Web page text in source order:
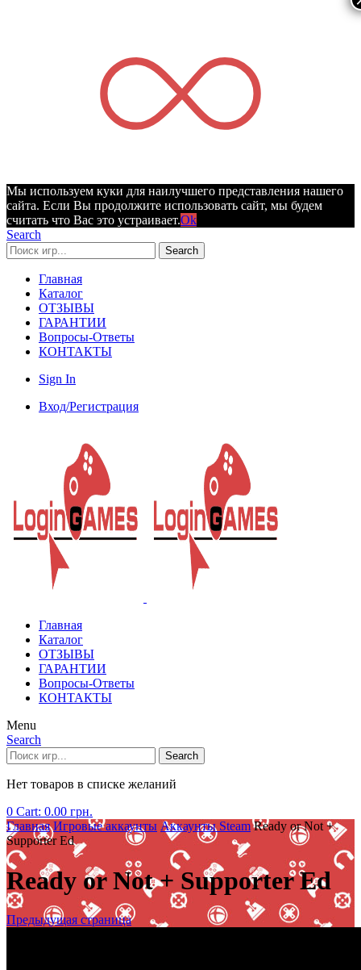
Мы используем куки для наилучшего представления нашего
сайта. Если Вы продолжите использовать сайт, мы будем
считать что Вас это устраивает.Ok
Search
Search
Главная
Каталог
ОТЗЫВЫ
ГАРАНТИИ
Вопросы-Ответы
КОНТАКТЫ
Sign In
Вход/Регистрация
Главная
Каталог
ОТЗЫВЫ
ГАРАНТИИ
Вопросы-Ответы
КОНТАКТЫ
Menu
Search
Search
Нет товаров в списке желаний
0 Cart: 0.00 грн.
Главная Игровые аккаунты Аккаунты Steam Ready or Not +
Supporter Ed
Ready or Not + Supporter Ed
Предыдущая страница